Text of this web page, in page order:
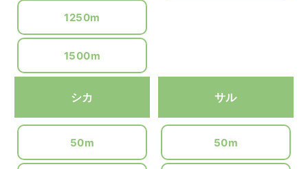
1250m
1500m
シカ
50m
サル
50m